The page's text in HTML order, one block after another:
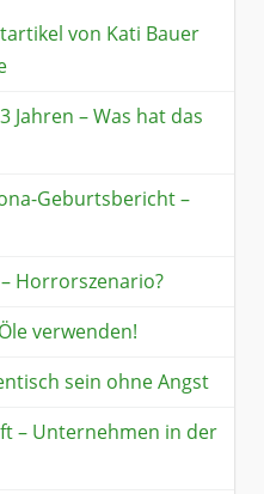
von Kati Bauer
Jahren – Was hat das
Geburtsbericht –
Horrorszenario?
verwenden!
sein ohne Angst
– Unternehmen in der